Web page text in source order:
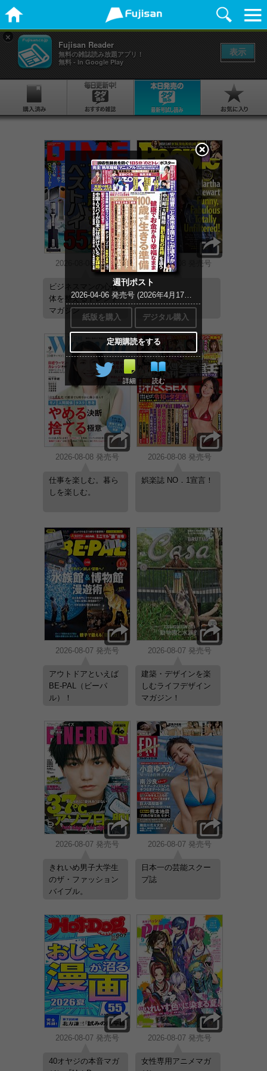
×
Fujisan Reader
無料の雑誌読み放題アプリ！
無料 - In Google Play
表示
2026-08-08 発売号
ビジネスマンの心技
体を整えるトレンド
マガジン
2026-08-08 発売号
2026-08-08 発売号
仕事を楽しむ。暮ら
しを楽しむ。
2026-08-08 発売号
娯楽誌 NO．1宣言！
2026-08-07 発売号
アウトドアといえば
BE-PAL（ビーパ
ル）！
2026-08-07 発売号
建築・デザインを楽
しむライフデザイン
マガジン！
2026-08-07 発売号
きれいめ男子大学生
のザ・ファッション
バイブル。
2026-08-07 発売号
日本一の芸能スクー
プ誌
2026-08-07 発売号
40オヤジの本音マガ
2026-08-07 発売号
女性専用アニメマガ
週刊ポスト
紙版を購入 デジタル購入
定期購読をする
詳細 読む